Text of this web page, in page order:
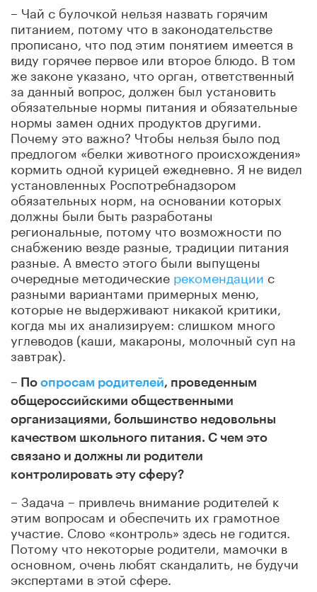
– Чай с булочкой нельзя назвать горячим
питанием, потому что в законодательстве
прописано, что под этим понятием имеется в
виду горячее первое или второе блюдо. В том
же законе указано, что орган, ответственный
за данный вопрос, должен был установить
обязательные нормы питания и обязательные
нормы замен одних продуктов другими.
Почему это важно? Чтобы нельзя было под
предлогом «белки животного происхождения»
кормить одной курицей ежедневно. Я не видел
установленных Роспотребнадзором
обязательных норм, на основании которых
должны были быть разработаны
региональные, потому что возможности по
снабжению везде разные, традиции питания
разные. А вместо этого были выпущены
очередные методические рекомендации с
разными вариантами примерных меню,
которые не выдерживают никакой критики,
когда мы их анализируем: слишком много
углеводов (каши, макароны, молочный суп на
завтрак).
– По опросам родителей, проведенным
общероссийскими общественными
организациями, большинство недовольны
качеством школьного питания. С чем это
связано и должны ли родители
контролировать эту сферу?
– Задача – привлечь внимание родителей к
этим вопросам и обеспечить их грамотное
участие. Слово «контроль» здесь не годится.
Потому что некоторые родители, мамочки в
основном, очень любят скандалить, не будучи
экспертами в этой сфере.